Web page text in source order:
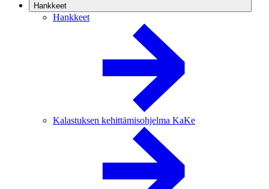
Hankkeet
Hankkeet
Kalastuksen kehittämisohjelma KaKe